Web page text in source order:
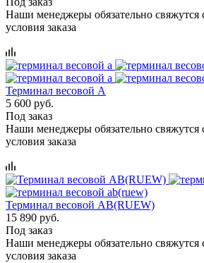
Наши менеджеры обязательно свяжутся
условия заказа
Терминал весовой A
5 600 руб.
Под заказ
Наши менеджеры обязательно свяжутся
условия заказа
Терминал весовой AB(RUEW)
15 890 руб.
Под заказ
Наши менеджеры обязательно свяжутся
условия заказа